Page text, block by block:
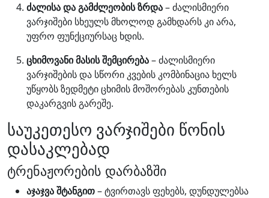
ძალისა და გამძლეობის ზრდა– ძალისმიერი
ვარჯიშები სხეულს მხოლოდ გამხდარს კი არა,
უფრო ფუნქციურსაც ხდის.
ცხიმოვანი მასის შემცირება– ძალისმიერი
ვარჯიშების და სწორი კვების კომბინაცია ხელს
უწყობს ზედმეტი ცხიმის მოშორებას კუნთების
დაკარგვის გარეშე.
საუკეთესო ვარჯიშები წონის
დასაკლებად
ტრენაჟორების დარბაზში
აჯაჯვა შტანგით– ტვირთავს ფეხებს, დუნდულებსა